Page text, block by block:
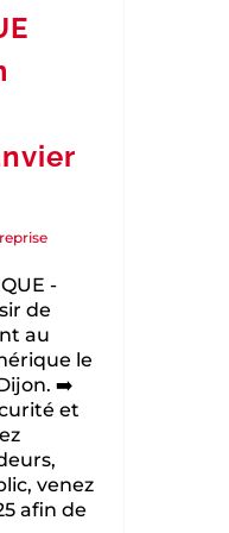
-
de
au
le
➡️
et
venez
afin de